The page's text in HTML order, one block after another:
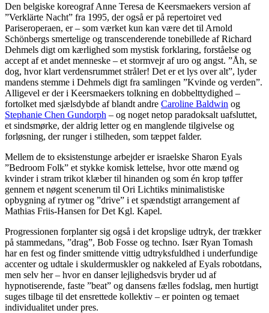
Den belgiske koreograf Anne Teresa de Keersmaekers version af
”Verklärte Nacht” fra 1995, der også er på repertoiret ved
Pariseroperaen, er – som værket kun kan være det til Arnold
Schönbergs smertelige og transcenderende tonebillede af Richard
Dehmels digt om kærlighed som mystisk forklaring, forståelse og
accept af et andet menneske – et stormvejr af uro og angst. ”Åh, se
dog, hvor klart verdensrummet stråler! Det er et lys over alt”, lyder
mandens stemme i Dehmels digt fra samlingen ”Kvinde og verden”.
Alligevel er der i Keersmaekers tolkning en dobbelttydighed –
fortolket med sjælsdybde af blandt andre Caroline Baldwin og
Stephanie Chen Gundorph – og noget netop paradoksalt uafsluttet,
et sindsmørke, der aldrig letter og en manglende tilgivelse og
forløsning, der runger i stilheden, som tæppet falder.
Mellem de to eksistenstunge arbejder er israelske Sharon Eyals
”Bedroom Folk” et stykke komisk lettelse, hvor otte mænd og
kvinder i stram trikot klæber til hinanden og som én krop tøffer
gennem et nøgent scenerum til Ori Lichtiks minimalistiske
opbygning af rytmer og ”drive” i et spændstigt arrangement af
Mathias Friis-Hansen for Det Kgl. Kapel.
Progressionen forplanter sig også i det kropslige udtryk, der trækker
på stammedans, ”drag”, Bob Fosse og techno. Især Ryan Tomash
har en fest og finder smittende vittig udtryksfuldhed i underfundige
accenter og udtale i skuldermuskler og nakkeled af Eyals robotdans,
men selv her – hvor en danser lejlighedsvis bryder ud af
hypnotiserende, faste ”beat” og dansens fælles fodslag, men hurtigt
suges tilbage til det ensrettede kollektiv – er pointen og temaet
individualitet under pres.